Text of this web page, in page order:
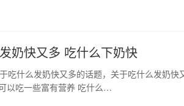
奶快又多 吃什么下奶快
吃什么发奶快又多的话题，关于吃什么发奶
以吃一些富有营养 吃什么…